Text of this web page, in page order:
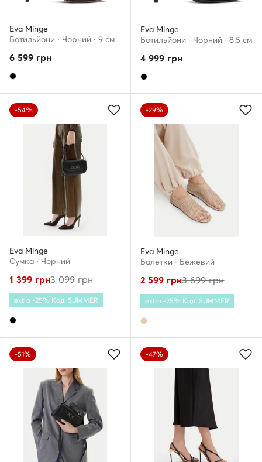
Eva Minge
Ботильйони · Чорний · 9 см
6 599 грн
Eva Minge
Ботильйони · Чорний · 8.5 см
4 999 грн
-54%
Eva Minge
Сумка · Чорний
1 399 грн3 099грн
extra -25% Код: SUMMER
-29%
Eva Minge
Балетки · Бежевий
2 599 грн3 699грн
extra -25% Код: SUMMER
-51% -47%